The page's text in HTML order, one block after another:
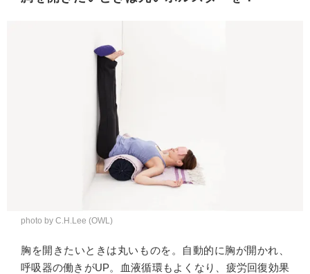
photo by C.H.Lee (OWL)
胸を開きたいときは丸いものを。自動的に胸が開かれ、
呼吸器の働きがUP。血液循環もよくなり、疲労回復効果